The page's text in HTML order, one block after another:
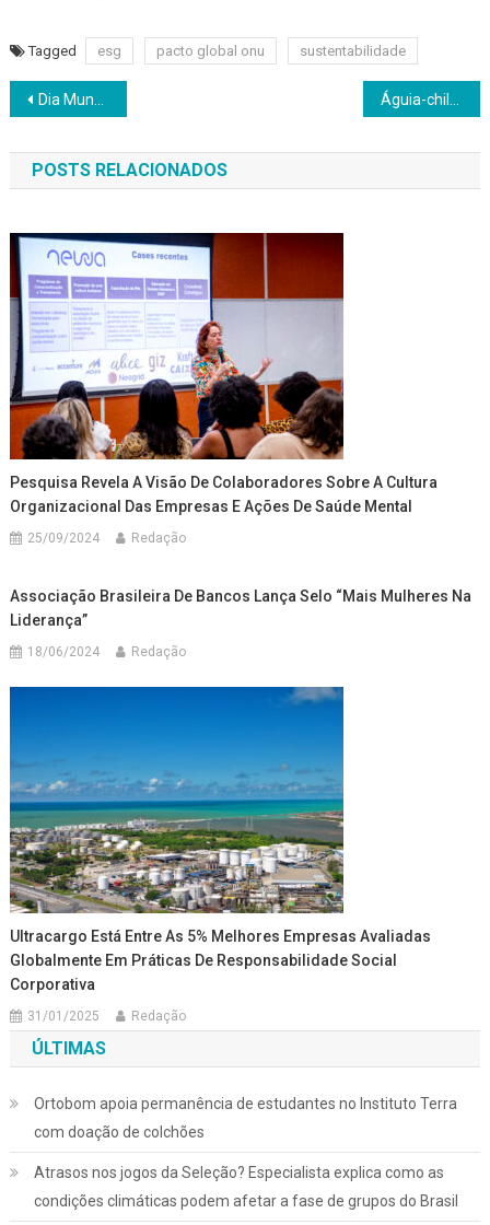
Tagged esg pacto global onu sustentabilidade
Navegação
de
Post
Dia Mundial do Meio Ambiente: Grupo Equatorial reforça compromisso com a sustentabilidade com resultados da Plataforma E+ Reciclagem
POSTS RELACIONADOS
Pesquisa Revela A Visão De Colaboradores Sobre A Cultura
Organizacional Das Empresas E Ações De Saúde Mental
25/09/2024 Redação
Associação Brasileira De Bancos Lança Selo “Mais Mulheres Na
Liderança”
18/06/2024 Redação
Ultracargo Está Entre As 5% Melhores Empresas Avaliadas
Globalmente Em Práticas De Responsabilidade Social
Corporativa
31/01/2025 Redação
ÚLTIMAS
Ortobom apoia permanência de estudantes no Instituto Terra
com doação de colchões
Atrasos nos jogos da Seleção? Especialista explica como as
condições climáticas podem afetar a fase de grupos do Brasil